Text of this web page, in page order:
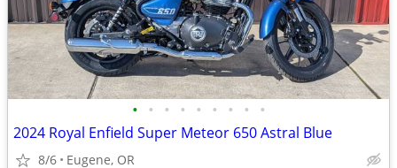
• • • • • • • • •
2024 Royal Enfield Super Meteor 650 Astral Blue
8/6 Eugene, OR